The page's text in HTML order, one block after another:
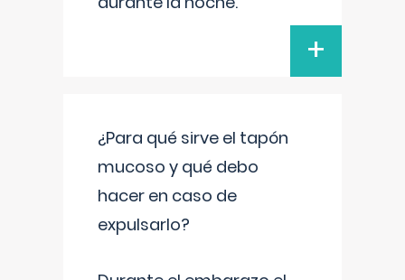
+
¿Para qué sirve el tapón
mucoso y qué debo
hacer en caso de
expulsarlo?